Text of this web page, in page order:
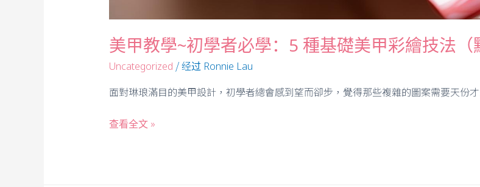
美甲教學~初學者必學：5 種基礎美甲彩繪技法（
Uncategorized / 经过 Ronnie Lau
面對琳琅滿目的美甲設計，初學者總會感到望而卻步，覺得那些複雜的圖案需要天份
查看全文 »